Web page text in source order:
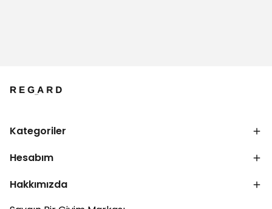
Kategoriler
Hesabım
Hakkımızda